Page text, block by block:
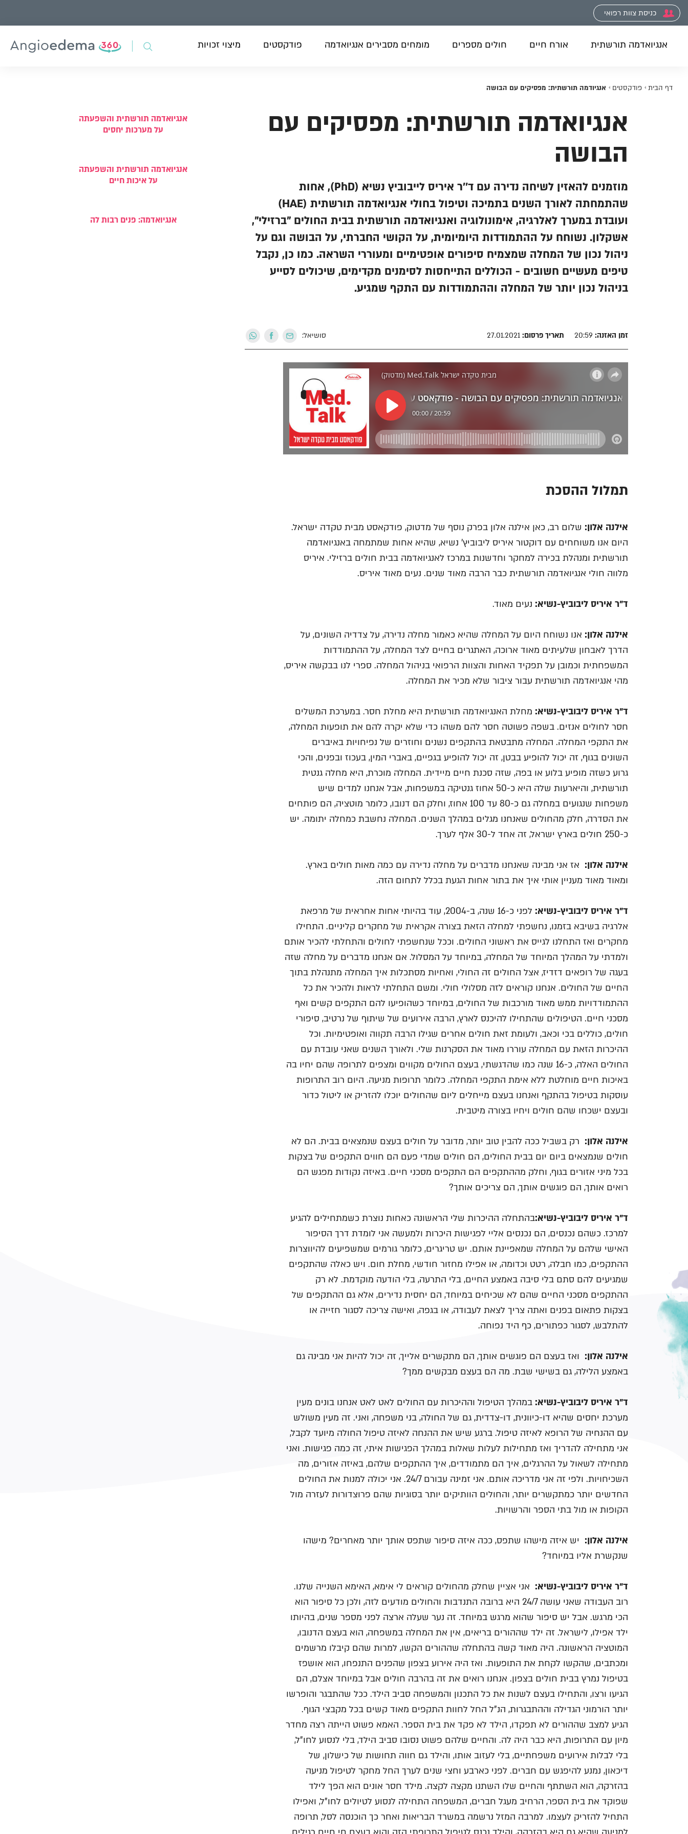
כניסת צוות רפואי
אנגיואדמה תורשתית אורח חיים חולים מספרים מומחים מסבירים אנגיואדמה פודקסטים מיצוי זכויות
דף הבית פודקסטים אנגיודמה תורשתית: מפסיקים עם הבושה
אנגיואדמה תורשתית: מפסיקים עם
הבושה
מוזמנים להאזין לשיחה נדירה עם ד''ר איריס לייבוביץ נשיא (PhD), אחות
שהתמחתה לאורך השנים בתמיכה וטיפול בחולי אנגיואדמה תורשתית (HAE)
ועובדת במערך לאלרגיה, אימונולוגיה ואנגיואדמה תורשתית בבית החולים "ברזילי",
אשקלון. נשוחח על ההתמודדות היומיומית, על הקושי החברתי, על הבושה וגם על
ניהול נכון של המחלה שמצמיח סיפורים אופטימיים ומעוררי השראה. כמו כן, נקבל
טיפים מעשיים חשובים - הכוללים התייחסות לסימנים מקדימים, שיכולים לסייע
בניהול נכון יותר של המחלה וההתמודדות עם התקף שמגיע.
זמן האזנה: תאריך פרסום: סושיאל:
תמלול ההסכת
אילנה אלון: שלום רב, כאן אילנה אלון בפרק נוסף של מדטוק, פודקאסט מבית טקדה ישראל.
היום אנו משוחחים עם דוקטור איריס ליבוביץ' נשיא, שהיא אחות שמתמחה באנגיואדמה
תורשתית ומנהלת בכירה למחקר וחדשנות במרכז לאנגיואדמה בבית חולים ברזילי. איריס
מלווה חולי אנגיואדמה תורשתית כבר הרבה מאוד שנים. נעים מאוד איריס.
ד"ר איריס ליבוביץ-נשיא: נעים מאוד.
אילנה אלון: אנו נשוחח היום על המחלה שהיא כאמור מחלה נדירה, על צדדיה השונים, על
הדרך לאבחון שלעיתים מאוד ארוכה, האתגרים בחיים לצד המחלה, על ההתמודדות
המשפחתית וכמובן על תפקיד האחות והצוות הרפואי בניהול המחלה. ספרי לנו בבקשה איריס,
מהי אנגיואדמה תורשתית עבור ציבור שלא מכיר את המחלה.
ד"ר איריס ליבוביץ-נשיא: מחלת האנגיואדמה תורשתית היא מחלת חסר. במערכת המשלים
חסר לחולים אנזים. בשפה פשוטה חסר להם משהו כדי שלא יקרה להם את תופעות המחלה,
את התקפי המחלה. המחלה מתבטאת בהתקפים נשנים וחוזרים של נפיחויות באיברים
השונים בגוף, זה יכול להופיע בבטן, זה יכול להופיע בגפיים, באברי המין, בעכוז ובפנים, והכי
גרוע כשזה מופיע בלוע או בפה, שזה סכנת חיים מיידית. המחלה מוכרת, היא מחלה גנטית
תורשתית, והיארעות שלה היא כ-50 אחוז גנטיקה במשפחות, אבל אנחנו למדים שיש
משפחות שנגועים במחלה גם כ-80 עד 100 אחוז, וחלק הם דנובו, כלומר מוטציה, הם פותחים
את הסדרה, חלק מהחולים שאנחנו מגלים במהלך השנים. המחלה נחשבת כמחלה יתומה. יש
כ-250 חולים בארץ ישראל, זה אחד ל-30 אלף לערך.
אילנה אלון: אז אני מבינה שאנחנו מדברים על מחלה נדירה עם כמה מאות חולים בארץ.
ומאוד מאוד מעניין אותי איך את בתור אחות הגעת בכלל לתחום הזה.
ד"ר איריס ליבוביץ-נשיא:
לפני כ-16 שנה, ב-2004, עוד בהיותי אחות אחראית של מרפאת
אלרגיה בשיבא בזמנו, נחשפתי למחלה הזאת בצורה אקראית של מחקרים קליניים. התחילו
מחקרים ואז התחלנו לגייס את ראשוני החולים. וככל שנחשפתי לחולים והתחלתי להכיר אותם
ולמדתי על המהלך המיוחד של המחלה, במיוחד על המסלול. אם אנחנו מדברים על מחלה שזה
בעגה של רופאים דזדיז, אצל החולים זה החולי, ואחיות מסתכלות איך המחלה מתנהלת בתוך
החיים של החולים. אנחנו קוראים לזה מסלולי חולי. ומשם התחלתי לראות ולהכיר את כל
ההתמודדויות ממש מאוד מורכבות של החולים, במיוחד כשהופיעו להם התקפים קשים ואף
מסכני חיים. הטיפולים שהתחילו להיכנס לארץ, הרבה אירועים של שיתוף של נרטיב, סיפורי
חולים, כוללים בכי וכאב, ולעומת זאת חולים אחרים שגילו הרבה תקווה ואופטימיות. וכל
ההיכרות הזאת עם המחלה עוררו מאוד את הסקרנות שלי. ולאורך השנים שאני עובדת עם
החולים האלה, כ-16 שנה כמו שהדגשתי, בעצם החולים מקווים ומצפים לתרופה שהם יחיו בה
באיכות חיים מוחלטת ללא אימת התקפי המחלה. כלומר תרופות מניעה. היום רוב התרופות
עוסקות בטיפול בהתקף ואנחנו בעצם מייחלים ליום שהחולים יוכלו להזריק או ליטול כדור
ובעצם ישכחו שהם חולים ויחיו בצורה מיטבית.
אילנה אלון: רק בשביל ככה להבין טוב יותר, מדובר על חולים בעצם שנמצאים בבית. הם לא
חולים שנמצאים ביום יום בבית החולים, הם חולים שמדי פעם הם חווים התקפים של בצקות
בכל מיני אזורים בגוף, וחלק מההתקפים הם התקפים מסכני חיים. באיזה נקודות מפגש הם
רואים אותך, הם פוגשים אותך, הם צריכים אותך?
ד"ר איריס ליבוביץ-נשיא:בהתחלה ההיכרות שלי הראשונה כאחות נוצרת כשמתחילים להגיע
למרכז. כשהם נכנסים, הם נכנסים אליי לפגישות היכרות ולמעשה אני לומדת דרך הסיפור
האישי שלהם על המחלה שמאפיינת אותם. יש טריגרים, כלומר גורמים שמשפיעים להיווצרות
ההתקפים, כמו חבלה, רטט וכדומה, או אפילו מחזור חודשי, מחלת חום. ויש כאלה שהתקפים
שמגיעים להם סתם בלי סיבה באמצע החיים, בלי התרעה, בלי הודעה מוקדמת. לא רק
ההתקפים מסכני החיים שהם לא שכיחים במיוחד, הם יחסית נדירים, אלא גם ההתקפים של
בצקות פתאום בפנים ואתה צריך לצאת לעבודה, או בגפה, ואישה צריכה לסגור חזייה או
להתלבש, לסגור כפתורים, כף היד נפוחה.
אילנה אלון: ואז בעצם הם פוגשים אותך, הם מתקשרים אלייך, זה יכול להיות אני מבינה גם
באמצע הלילה, גם בשישי שבת. מה הם בעצם מבקשים ממך?
ד"ר איריס ליבוביץ-נשיא: במהלך הטיפול וההיכרות עם החולים לאט לאט אנחנו בונים מעין
מערכת יחסים שהיא דו-כיוונית, דו-צדדית, גם של החולה, בני משפחה, ואני. זה מעין משולש
עם ההנחיה של הרופא לאיזה טיפול. ברגע שיש את ההנחה לאיזה טיפול החולה מיועד לקבל,
אני מתחילה להדריך ואז מתחילות לעלות שאלות במהלך הפגישות איתי, זה כמה פגישות. ואני
מתחילה לשאול על ההרגלים, איך הם מתמודדים, איך ההתקפים שלהם, באיזה אזורים, מה
השכיחויות. ולפי זה אני מדריכה אותם. אני זמינה עבורם 24/7. אני יכולה למנות את החולים
החדשים יותר כמתקשרים יותר, והחולים הוותיקים יותר בסוגיות שהם פרוצדורות לעזרה מול
הקופות או מול בתי הספר והרשויות.
אילנה אלון: יש איזה מישהו שתפס, ככה איזה סיפור שתפס אותך יותר מאחרים? מישהו
שנקשרת אליו במיוחד?
ד"ר איריס ליבוביץ-נשיא: אני אציין שחלק מהחולים קוראים לי אימא, האימא השנייה שלנו.
רוב העבודה שאני עושה 24/7 היא ברובה התנדבות והחולים מודעים לזה, ולכן כל סיפור הוא
הכי מרגש. אבל יש סיפור שהוא מרגש במיוחד. זה נער שעלה ארצה לפני מספר שנים, בהיותו
ילד אפילו, לישראל. זה ילד שההורים בריאים, אין את המחלה במשפחה, הוא בעצם הדנובו,
המוטציה הראשונה. היה מאוד קשה בהתחלה שההורים הקשו, למרות שהם קיבלו מרשמים
ומכתבים, שהקשו לקחת את התופעות. ואז היה אירוע בצפון שהפנים התנפחו, הוא אושפז
בטיפול נמרץ בבית חולים בצפון. אנחנו רואים את זה בהרבה חולים אבל במיוחד אצלם, הם
הגיעו ורצו, והתחילו בעצם לשנות את כל התכנון והמשפחה סביב הילד. ככל שהתבגר והופרשו
יותר הורמוני הגדילה וההתבגרות, הנ"ל החל לחוות התקפים מאוד קשים בכל מקבצי הגוף.
הגיע למצב שההורים לא תפקדו, הילד לא פקד את בית הספר. האמא פשוט הייתה רצה מחדר
מיון עם התרופות, היא כבר היה לה. והחיים שלהם פשוט נסובו סביב הילד, בלי לנסוע לחו"ל,
בלי לבלות אירועים משפחתיים, בלי לעזוב אותו, והילד גם חווה תחושות של כישלון, של
דיכאון, נמנע להיפגש עם חברים. לפני כארבע וחצי שנים לערך החל מחקר לטיפול מניעה
בהזרקה, הוא השתתף והחיים שלו השתנו מקצה לקצה. מילד חסר אונים הוא הפך לילד
שפוקד את בית הספר, הרחיב מעגל חברים, המשפחה התחילה לנסוע לטיולים לחו"ל, ואפילו
התחיל להזריק לעצמו. למרבה המזל נרשמה במשרד הבריאות ואחר כך הוכנסה לסל, תרופה
אנגיואדמה תורשתית והשפעתה
על מערכות יחסים
אנגיואדמה תורשתית והשפעתה
על איכות חיים
אנגיואדמה: פנים רבות לה